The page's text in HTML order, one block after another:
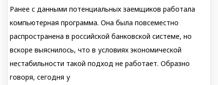
Ранее с данными потенциальных заемщиков работала
компьютерная программа. Она была повсеместно
распространена в российской банковской системе, но
вскоре выяснилось, что в условиях экономической
нестабильности такой подход не работает. Образно
говоря, сегодня у